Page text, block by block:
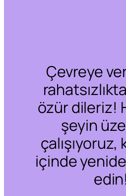
Çevreye
özür dileriz!
şeyin
çalışıyoruz,
içinde
edin!